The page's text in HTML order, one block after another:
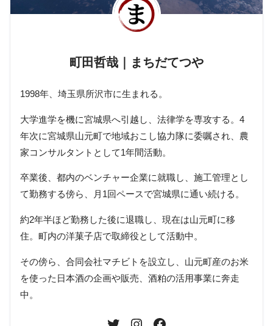
町田哲哉｜まちだてつや
1998年、埼玉県所沢市に生まれる。
大学進学を機に宮城県へ引越し、法律学を専攻する。4
年次に宮城県山元町で地域おこし協力隊に委嘱され、農
家コンサルタントとして1年間活動。
卒業後、都内のベンチャー企業に就職し、施工管理とし
て勤務する傍ら、月1回ペースで宮城県に通い続ける。
約2年半ほど勤務した後に退職し、現在は山元町に移
住。町内の洋菓子店で取締役として活動中。
その傍ら、合同会社マチビトを設立し、山元町産のお米
を使った日本酒の企画や販売、酒粕の活用事業に奔走
中。